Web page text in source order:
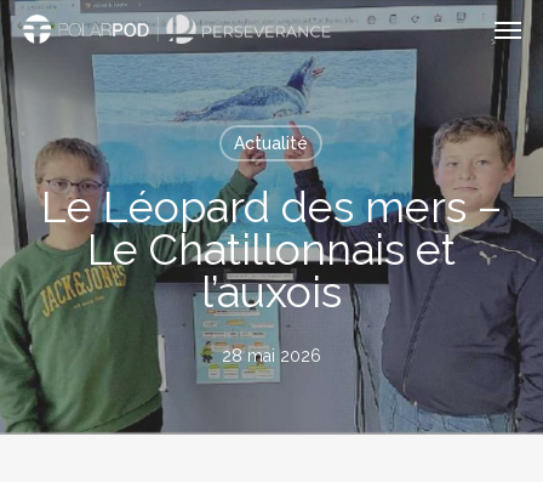
Passer
au
contenu
principal
Actualité
Le Léopard des mers –
Le Chatillonnais et
l’auxois
28 mai 2026